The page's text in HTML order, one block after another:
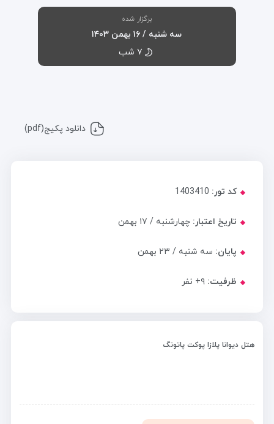
برگزار شده
سه شنبه / ۱۶ بهمن ۱۴۰۳
۷ شب
دانلود پکیج(pdf)
کد تور: 1403410
تاریخ اعتبار: چهارشنبه / ۱۷ بهمن
پایان: سه شنبه / ۲۳ بهمن
ظرفیت: +۹ نفر
هتل دیوانا پلازا پوکت پاتونگ